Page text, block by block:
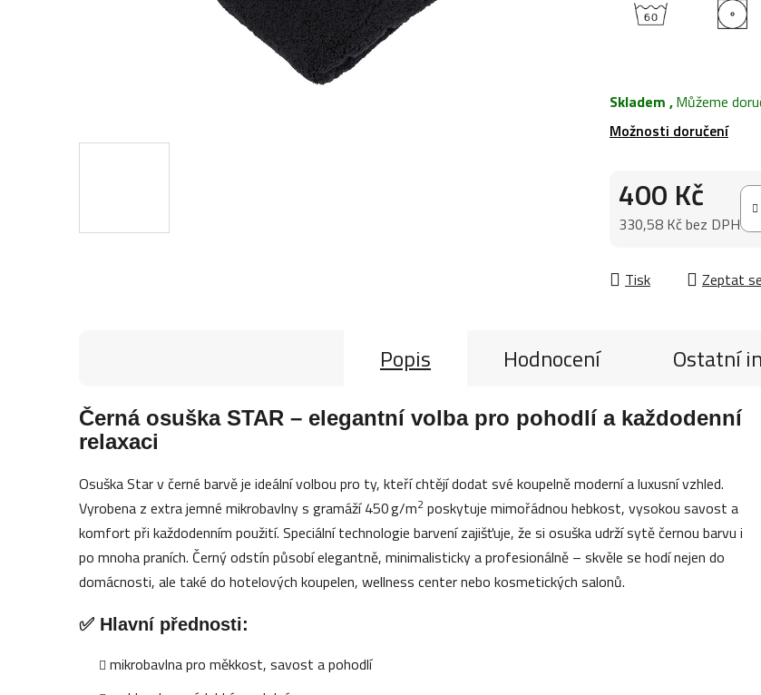
Skladem ,Můžeme
Možnosti doručení
400 Kč
330,58 Kč bez DPH
Tisk Zeptat se
Popis Hodnocení Ostatní
Černá osuška STAR – elegantní volba pro pohodlí a každodenní
relaxaci
Osuška Star v černé barvě je ideální volbou pro ty, kteří chtějí dodat své koupelně moderní a luxusní vzhled.
Vyrobena z extra jemné mikrobavlny s gramáží 450 g/m2 poskytuje mimořádnou hebkost, vysokou savost a
komfort při každodenním použití. Speciální technologie barvení zajišťuje, že si osuška udrží sytě černou barvu i
po mnoha praních. Černý odstín působí elegantně, minimalisticky a profesionálně – skvěle se hodí nejen do
domácnosti, ale také do hotelových koupelen, wellness center nebo kosmetických salonů.
✅ Hlavní přednosti:
mikrobavlna pro měkkost, savost a pohodlí